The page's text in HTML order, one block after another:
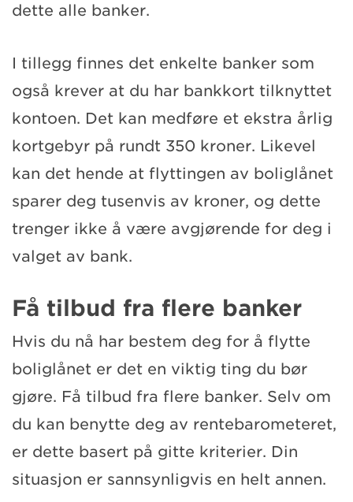
dette alle banker.
I tillegg finnes det enkelte banker som
også krever at du har bankkort tilknyttet
kontoen. Det kan medføre et ekstra årlig
kortgebyr på rundt 350 kroner. Likevel
kan det hende at flyttingen av boliglånet
sparer deg tusenvis av kroner, og dette
trenger ikke å være avgjørende for deg i
valget av bank.
Få tilbud fra flere banker
Hvis du nå har bestem deg for å flytte
boliglånet er det en viktig ting du bør
gjøre. Få tilbud fra flere banker. Selv om
du kan benytte deg av rentebarometeret,
er dette basert på gitte kriterier. Din
situasjon er sannsynligvis en helt annen.